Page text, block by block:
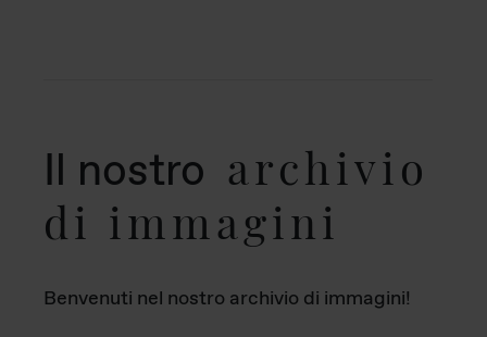
Il nostro archivio
di immagini
Benvenuti nel nostro archivio di immagini!